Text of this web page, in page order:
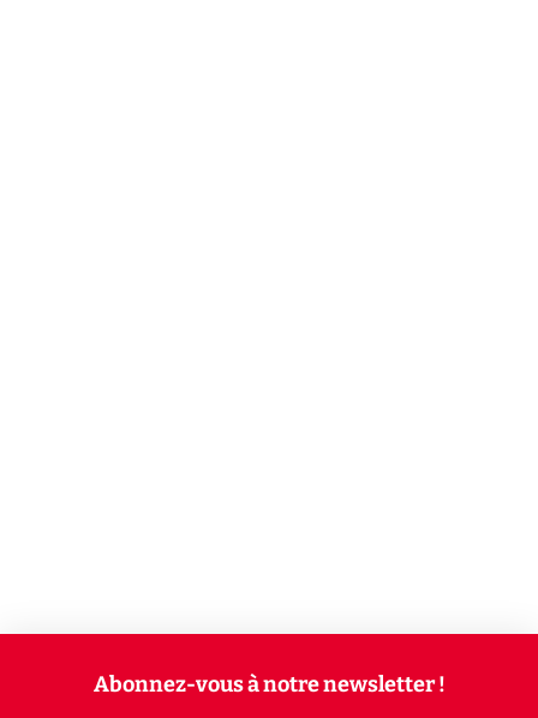
Abonnez-vous à notre newsletter !